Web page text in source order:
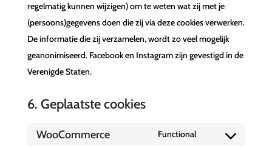
regelmatig kunnen wijzigen) om te weten wat zij met je
(persoons)gegevens doen die zij via deze cookies verwerken.
De informatie die zij verzamelen, wordt zo veel mogelijk
geanonimiseerd. Facebook en Instagram zijn gevestigd in de
Verenigde Staten.
6. Geplaatste cookies
WooCommerce Functional
Consent